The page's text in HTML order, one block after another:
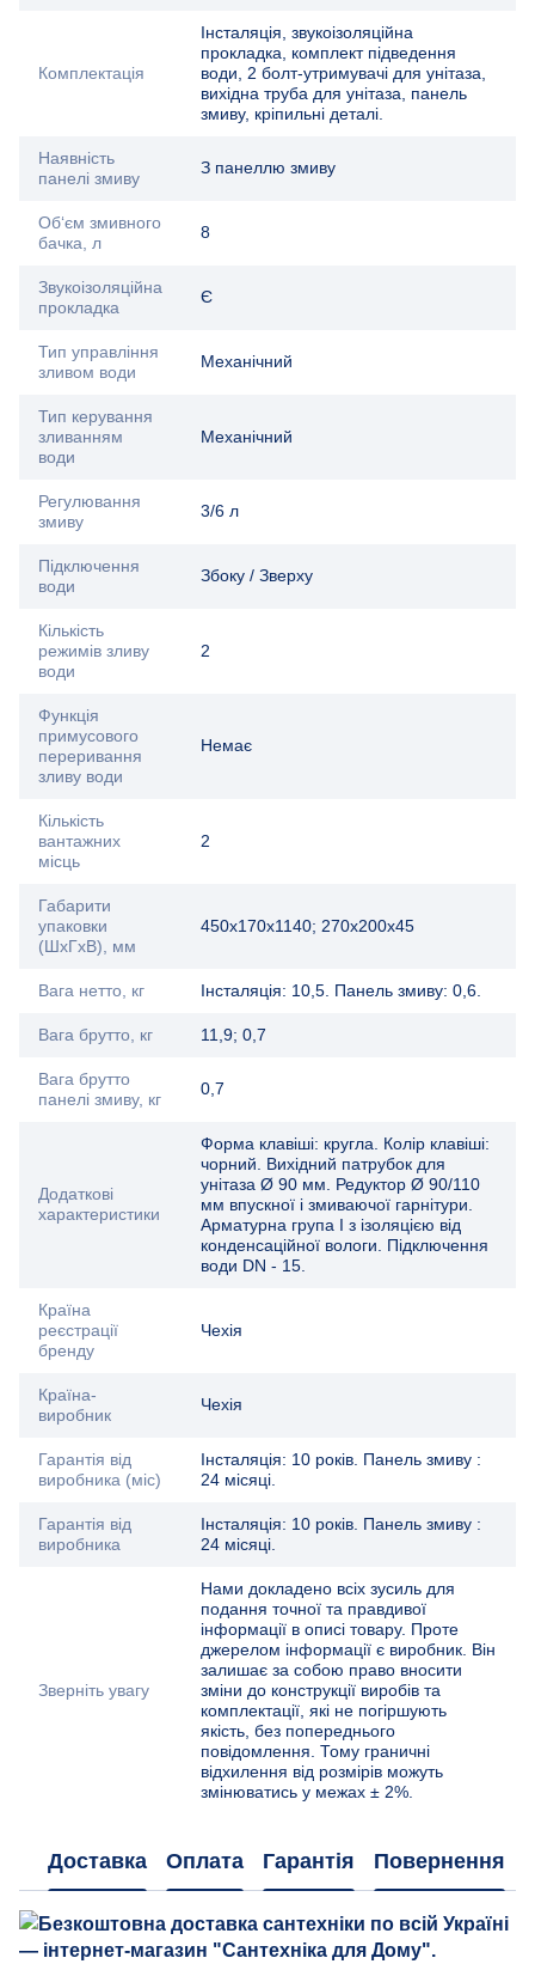
Комплектація
Інсталяція, звукоізоляційна
прокладка, комплект підведення
води, 2 болт-утримувачі для унітаза,
вихідна труба для унітаза, панель
змиву, кріпильні деталі.
Наявність
панелі змиву
З панеллю змиву
Об‘єм змивного
бачка, л
8
Звукоізоляційна
прокладка
Є
Тип управління
зливом води
Механічний
Тип керування
зливанням
води
Механічний
Регулювання
змиву
3/6 л
Підключення
води
Збоку / Зверху
Кількість
режимів зливу
води
2
Функція
примусового
переривання
зливу води
Немає
Кількість
вантажних
місць
2
Габарити
упаковки
(ШхГхВ), мм
450х170х1140; 270х200х45
Вага нетто, кг Інсталяція: 10,5. Панель змиву: 0,6.
Вага брутто, кг 11,9; 0,7
Вага брутто
панелі змиву, кг
0,7
Додаткові
характеристики
Форма клавіші: кругла. Колір клавіші:
чорний. Вихідний патрубок для
унітаза Ø 90 мм. Редуктор Ø 90/110
мм впускної і змиваючої гарнітури.
Арматурна група I з ізоляцією від
конденсаційної вологи. Підключення
води DN - 15.
Країна
реєстрації
бренду
Чехія
Країна-
виробник
Чехія
Гарантія від
виробника (міс)
Інсталяція: 10 років. Панель змиву :
24 місяці.
Гарантія від
виробника
Інсталяція: 10 років. Панель змиву :
24 місяці.
Зверніть увагу
Нами докладено всіх зусиль для
подання точної та правдивої
інформації в описі товару. Проте
джерелом інформації є виробник. Він
залишає за собою право вносити
зміни до конструкції виробів та
комплектації, які не погіршують
якість, без попереднього
повідомлення. Тому граничні
відхилення від розмірів можуть
змінюватись у межах ± 2%.
Доставка Оплата Гарантія Повернення